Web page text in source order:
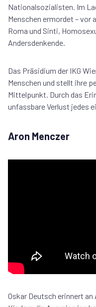
Nationalsozialisten. Im
Menschen ermordet – vor
Roma und Sinti,
Andersdenkende.
Das Präsidium der IKG
Menschen und stellt ihre
Mittelpunkt. Durch das
unfassbare Verlust jedes
Aron Menczer
Oskar Deutsch erinnert an